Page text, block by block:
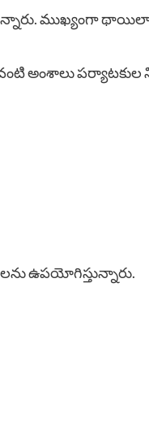
ముఖ్యంగా
అంశాలు
ఉపయోగిస్తున్నారు.